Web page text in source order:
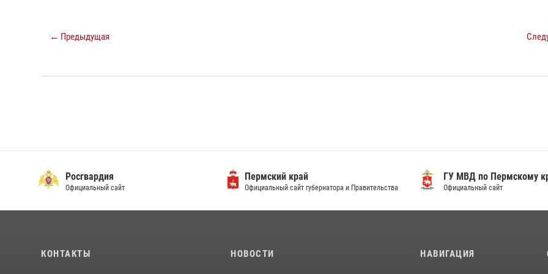
← Предыдущая
Росгвардия
Официальный сайт
Пермский край
Официальный сайт губернатора и Правительства
ГУ МВД по Пермскому
Официальный сайт
КОНТАКТЫ НОВОСТИ НАВИГАЦИЯ